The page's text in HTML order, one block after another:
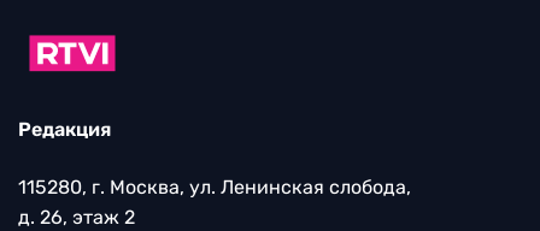
Редакция
115280, г. Москва, ул. Ленинская слобода,
д. 26, этаж 2